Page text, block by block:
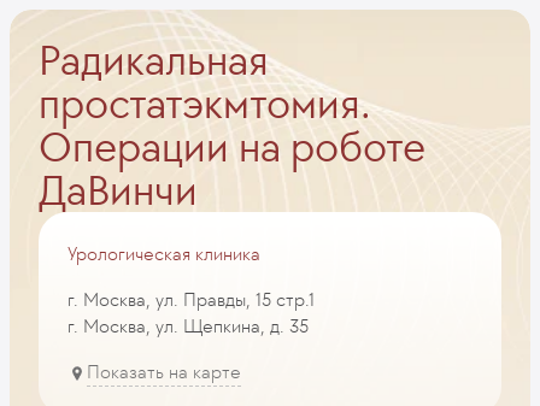
Радикальная
простатэкмтомия.
Операции на роботе
ДаВинчи
Урологическая клиника
г. Москва, ул. Правды, 15 стр.1
г. Москва, ул. Щепкина, д. 35
Показать на карте